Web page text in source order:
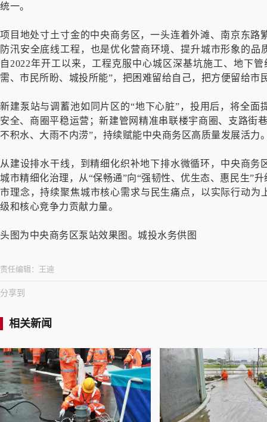
统一。
项目地处寸土寸金的中央商务区，一头连着外滩、南京东
防汛安全底线工程，也是优化营商环境、提升城市形象的
自2022年开工以来，工程克服中心城区深基坑施工、地下
需、市民所盼、城投所能”，把困难留给自己，把方便留给市
新建泵站与调蓄池如同片区的“地下心脏”，投用后，将全
安全、商圈平稳运营；新建管网精准串联楼宇商圈、支路街
不积水、大雨不内涝”，持续赋能中央商务区高质量发展活力
从建设排水干线，到精细化织补地下排水微循环，中央商
城市精细化治理，从“保畅通”向“强韧性、优生态、惠民生”
市理念，持续聚焦城市核心需求与民生痛点，以实际行动为
级和核心竞争力贡献力量。
头图为中央商务区泵站效果图。城投水务供图
责任编辑： 王迪
分享到
相关新闻